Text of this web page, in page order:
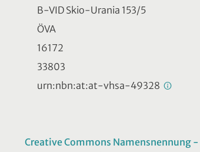
B-VID Skio-Urania 153/5
ÖVA
16172
33803
urn:nbn:at:at-vhsa-49328
Creative Commons